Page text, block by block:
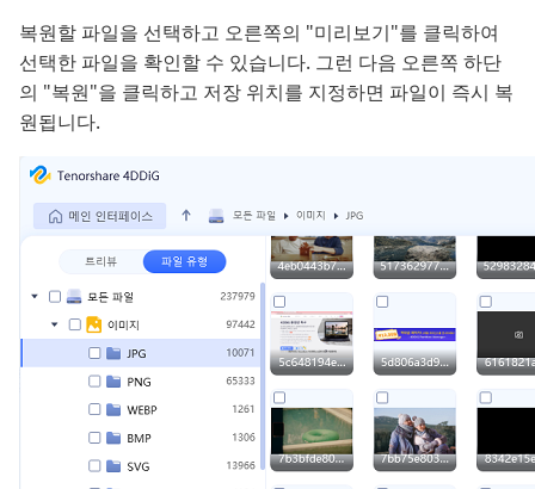
복원할 파일을 선택하고 오른쪽의 "미리보기"를 클릭하여
선택한 파일을 확인할 수 있습니다. 그런 다음 오른쪽 하단
의 "복원"을 클릭하고 저장 위치를 지정하면 파일이 즉시 복
원됩니다.